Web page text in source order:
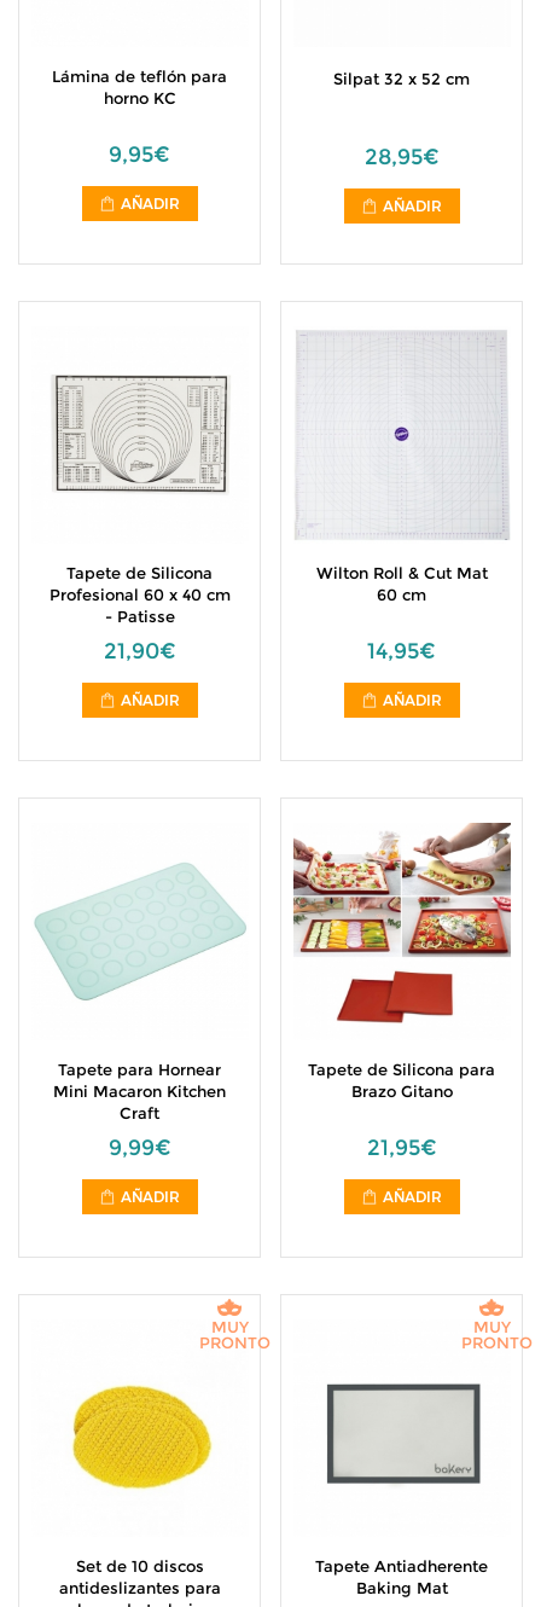
Lámina de teflón para
horno KC
9,95€
AÑADIR
Silpat 32 x 52 cm
28,95€
AÑADIR
Tapete de Silicona
Profesional 60 x 40 cm
- Patisse
21,90€
AÑADIR
Wilton Roll & Cut Mat
60 cm
14,95€
AÑADIR
Tapete para Hornear
Mini Macaron Kitchen
Craft
9,99€
AÑADIR
Tapete de Silicona para
Brazo Gitano
21,95€
AÑADIR
Set de 10 discos
antideslizantes para
MUY
PRONTO
Tapete Antiadherente
Baking Mat
MUY
PRONTO